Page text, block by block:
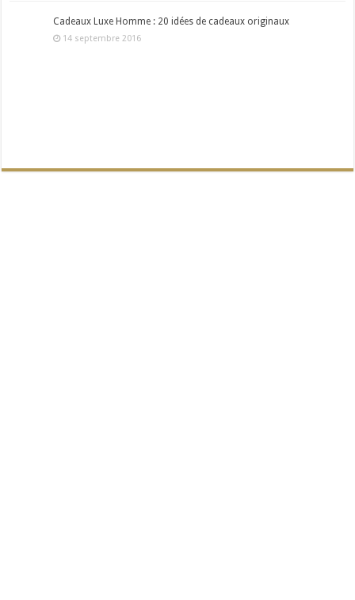
Cadeaux Luxe Homme : 20 idées de cadeaux originaux
14 septembre 2016